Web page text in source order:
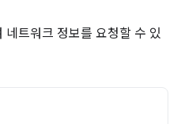
네트워크 정보를 요청할 수 있